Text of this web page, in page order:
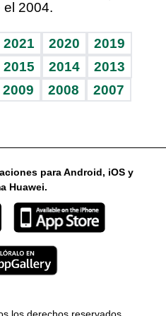
el 2004.
2021 2020
2019
2015 2014
2013
2009 2008
2007
para Android, iOS y
Huawei.
los derechos reservados.